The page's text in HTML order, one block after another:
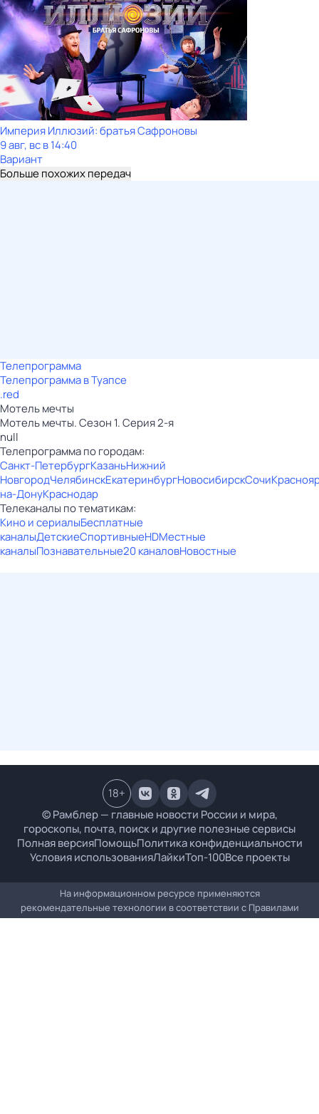
Империя Иллюзий: братья Сафроновы
9 авг, вс в 14:40
Вариант
Больше похожих передач
Телепрограмма
Телепрограмма в Туапсе
.red
Мотель мечты
Мотель мечты. Сезон 1. Серия 2-я
null
Телепрограмма по городам:
Санкт-ПетербургКазаньНижний
НовгородЧелябинскЕкатеринбургНовосибирскСочи
на-ДонуКраснодар
Телеканалы по тематикам:
Кино и сериалыБесплатные
каналыДетскиеСпортивныеHDМестные
каналыПознавательные20 каналовНовостные
© Рамблер — главные новости России и мира,
гороскопы, почта, поиск и другие полезные сервисы
Полная версияПомощьПолитика конфиденциальности
Условия использованияЛайкиТоп-100Все проекты
18+
На информационном ресурсе применяются
рекомендательные технологии в соответствии с Правилами